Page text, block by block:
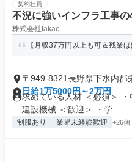
契約社員
不況に強いインフラ工事
株式会社takac
【月収37万円以上も可＆残業
〒949-8321長野県下水内郡
日給1万5000円～2万円
求めている人材 ＜必須＞
建設機械 ＜歓迎＞ ・学...
制服あり 業界未経験歓迎 +26個